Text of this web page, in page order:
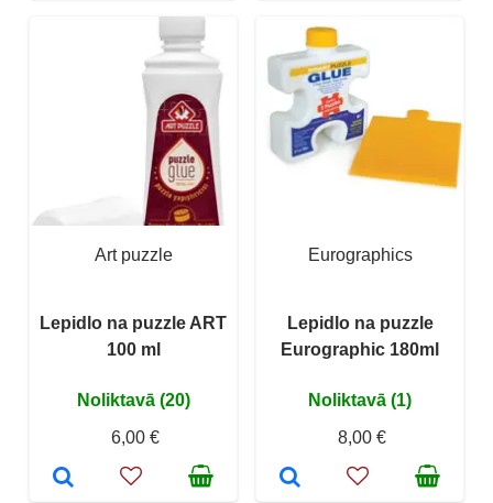
Art puzzle
Lepidlo na puzzle ART
100 ml
Noliktavā (20)
6,00 €
Eurographics
Lepidlo na puzzle
Eurographic 180ml
Noliktavā (1)
8,00 €